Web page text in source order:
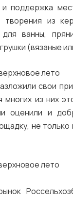
поддержка
творения из
ванны,
(вязаные
свои
из них
оценили и
не